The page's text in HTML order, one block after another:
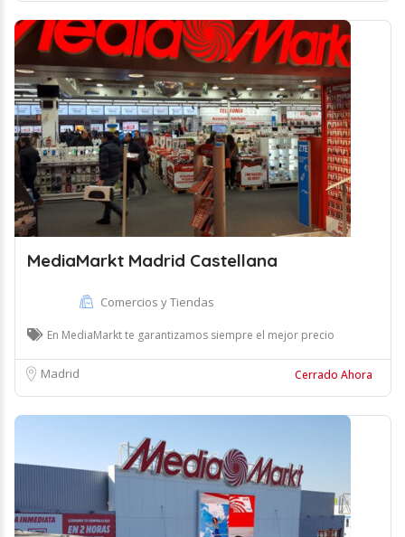
MediaMarkt Madrid Castellana
Comercios y Tiendas
En MediaMarkt te garantizamos siempre el mejor precio
Madrid Cerrado Ahora